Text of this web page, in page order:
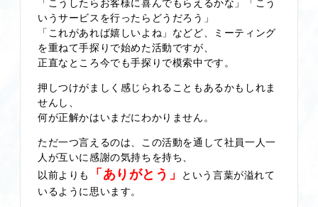
いうサービスを行ったらどうだろう」
「これがあれば嬉しいよね」などど、ミーティング
を重ねて手探りで始めた活動ですが、
正直なところ今でも手探りで模索中です。
押しつけがましく感じられることもあるかもしれま
せんし、
何が正解かはいまだにわかりません。
ただ一つ言えるのは、この活動を通して社員一人一
人が互いに感謝の気持ちを持ち、
以前よりも
「ありがとう」 という言葉が溢れて
いるように思います。